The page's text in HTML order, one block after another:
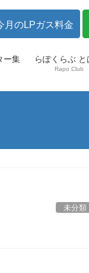
月のLPガス料金
ー集 らぽくらぶ と
Rapo Club
未分類